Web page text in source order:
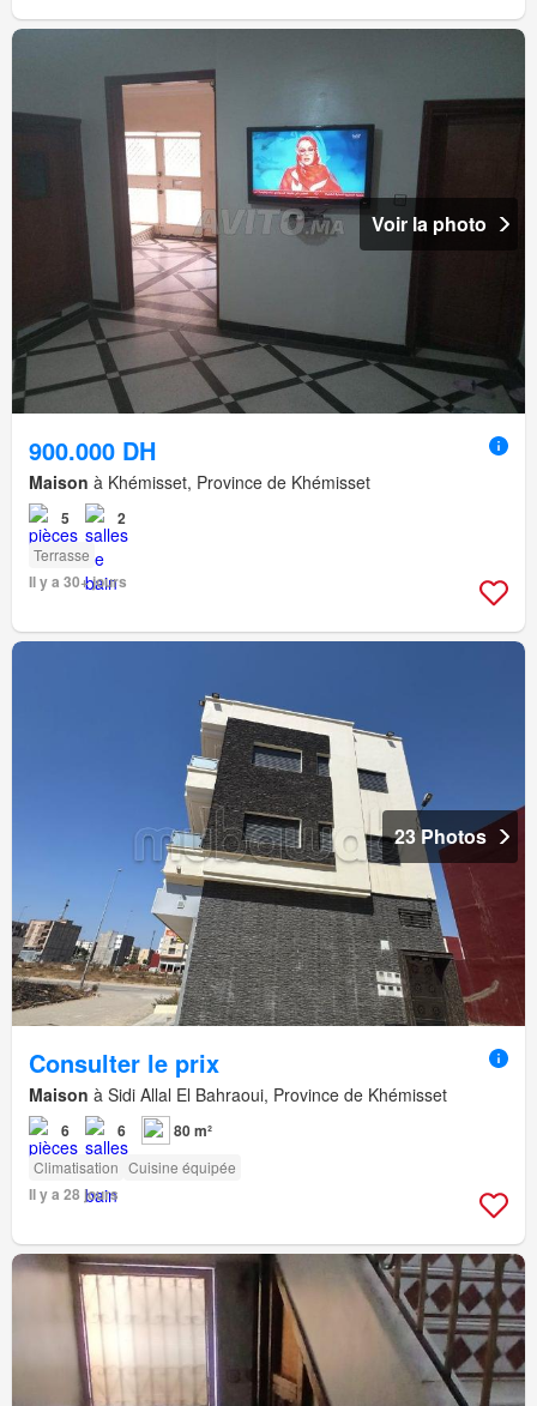
Voir la photo
900.000 DH
Maison à Khémisset, Province de Khémisset
5 2
Terrasse
Il y a 30+ jours
23 Photos
Consulter le prix
Maison à Sidi Allal El Bahraoui, Province de Khémisset
6 6 80 m²
Climatisation Cuisine équipée
Il y a 28 jours